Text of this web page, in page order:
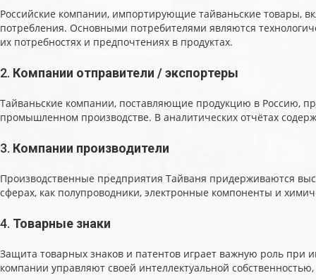
Российские компании, импортирующие тайваньские товары,
потребления. Основными потребителями являются
их потребностях и предпочтениях в продуктах.
2. Компании отправители / экспортеры
Тайваньские компании, поставляющие продукцию в Россию,
промышленном производстве. В аналитических отчётах
3. Компании производители
Производственные предприятия Тайваня придерживаются
сферах, как полупроводники, электронные компоненты и
4. Товарные знаки
Защита товарных знаков и патентов играет важную роль при
компании управляют своей интеллектуальной